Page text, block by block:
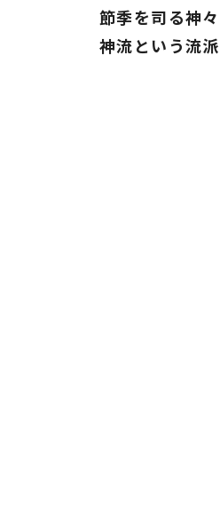
節季を司る神
神流という流派